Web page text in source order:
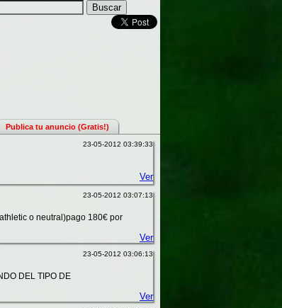
Publica tu anuncio (Gratis!)
23-05-2012 03:39:33
Ver
23-05-2012 03:07:13
o neutral)pago 180€ por
Ver
23-05-2012 03:06:13
DEL TIPO DE
Ver